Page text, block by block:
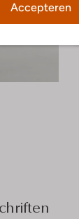
Accepteren